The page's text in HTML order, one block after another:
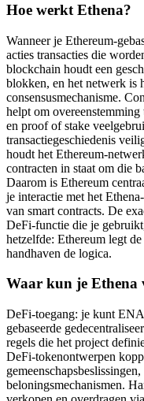
Hoe werkt Ethena?
Wanneer je Ethereum-
acties transacties die
blockchain houdt een
blokken, en het netwerk is
consensusmechanisme.
helpt om
en proof of stake
transactiegeschiedenis
houdt het Ethereum-
contracten in staat om die
Daarom is Ethereum
je interactie met het
van smart contracts. De
DeFi-functie die je
hetzelfde: Ethereum legt
handhaven de logica.
Waar kun je Ethena
DeFi-toegang: je kunt
gebaseerde
regels die het project
DeFi-tokenontwerpen
beloningsmechanismen.